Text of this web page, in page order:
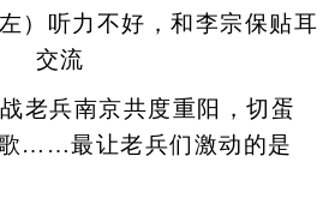
听力不好，和李宗保贴耳
交流
兵南京共度重阳，切蛋
……最让老兵们激动的是